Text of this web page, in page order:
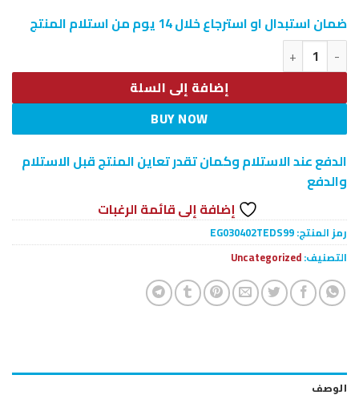
ضمان استبدال او استرجاع خلال 14 يوم من استلام المنتج
كمية • دش حنفية 3 في 1 الترند
إضافة إلى السلة
BUY NOW
الدفع عند الاستلام وكمان تقدر تعاين المنتج قبل الاستلام
والدفع
إضافة إلى قائمة الرغبات
رمز المنتج:EG030402TEDS99
التصنيف:Uncategorized
الوصف